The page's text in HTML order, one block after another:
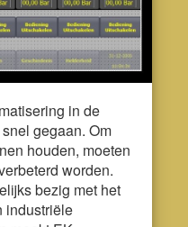
in de
gegaan. Om
houden, moeten
worden.
bezig met het
industriële